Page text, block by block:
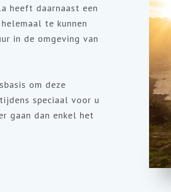
heeft daarnaast een
te kunnen
in de omgeving van
om deze
speciaal voor u
gaan dan enkel het